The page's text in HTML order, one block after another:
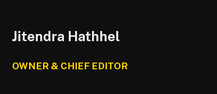
Jitendra Hathhel
OWNER & CHIEF EDITOR